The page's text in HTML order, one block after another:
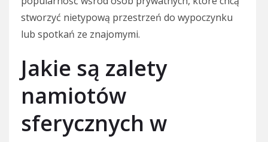
stworzyć nietypową przestrzeń do wypoczynku
lub spotkań ze znajomymi.
Jakie są zalety
namiotów
sferycznych w